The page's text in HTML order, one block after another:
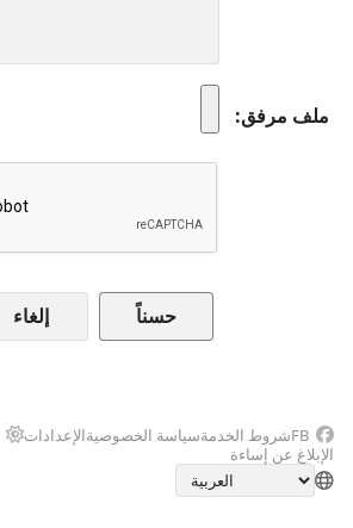
ملف مرفق
إلغاء
FBشروط الخدمةسياسة الخصوصيةالإعدادات
الإبلاغ عن إساءة